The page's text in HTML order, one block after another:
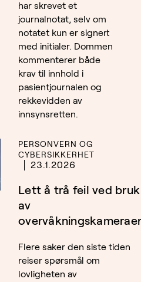
har skrevet et
journalnotat, selv om
notatet kun er signert
med initialer. Dommen
kommenterer både
krav til innhold i
pasientjournalen og
rekkevidden av
innsynsretten.
PERSONVERN OG
CYBERSIKKERHET
23.1.2026
Lett å trå feil ved bruk
av
overvåkningskameraer
Flere saker den siste tiden
reiser spørsmål om
lovligheten av